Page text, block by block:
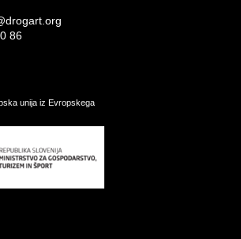
86
unija iz Evropskega